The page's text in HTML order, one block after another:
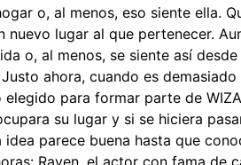
o, al menos, eso siente ella.
nuevo lugar al que pertenecer.
o, al menos, se siente así
ahora, cuando es
para formar parte de
su lugar y si se hiciera
idea parece buena hasta que
Raven, el actor con fama de